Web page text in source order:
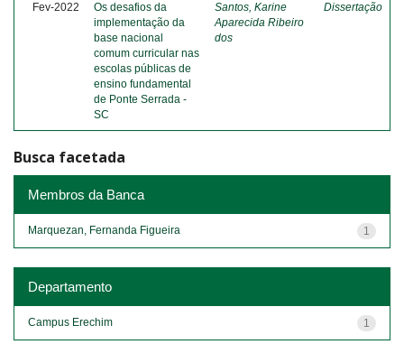
Fev-2022
Os desafios da
implementação da
base nacional
comum curricular nas
escolas públicas de
ensino fundamental
de Ponte Serrada -
SC
Santos, Karine
Aparecida Ribeiro
dos
Dissertação
Busca facetada
Membros da Banca
1
Marquezan, Fernanda Figueira
Departamento
1
Campus Erechim